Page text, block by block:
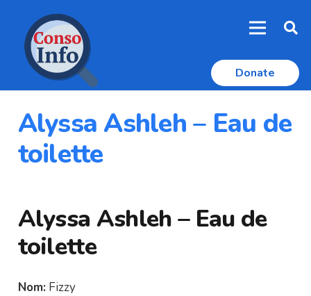
Donate
Alyssa Ashleh – Eau de
toilette
Alyssa Ashleh – Eau de
toilette
Nom: Fizzy